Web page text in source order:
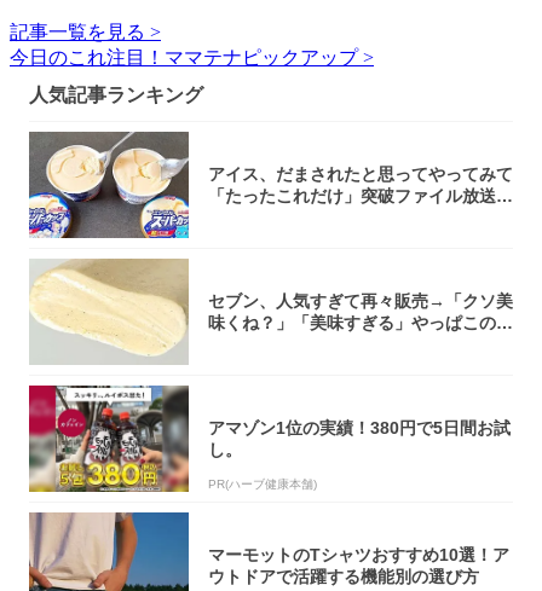
記事一覧を見る >
今日のこれ注目！ママテナピックアップ >
人気記事ランキング
アイス、だまされたと思ってやってみて
「たったこれだけ」突破ファイル放送で
セブン、人気すぎて再々販売→「クソ美
味くね？」「美味すぎる」やっぱこのク
アマゾン1位の実績！380円で5日間お試
し。
PR(ハーブ健康本舗)
マーモットのTシャツおすすめ10選！ア
ウトドアで活躍する機能別の選び方